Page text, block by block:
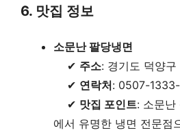
6. 맛집 정보
소문난 팔당냉면
✔ 주소: 경기도 덕양
✔ 연락처: 0507-
✔ 맛집 포인트: 소문난
에서 유명한 냉면 전문점